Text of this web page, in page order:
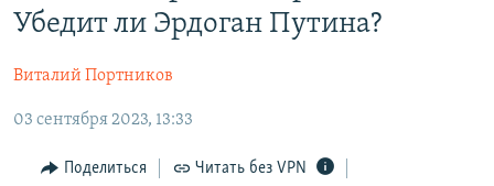
Вернутся
главной
Вернутся
поиску
ГРУЗ 200
11 ЛЕТ ОККУПАЦИИ КРЫМА. 11 ИСТОРИЙ СОПРОТИВЛЕНИЯ
ВОДА
ЕЩЕ
ИНТЕРАКТИВ
ИНФОГРАФИКА
РАДІО СВОБОДА
КАК ОБОЙТИ БЛОКИРОВКУ
Убедит ли Эрдоган Путина?
Виталий Портников
03 сентября 2023, 13:33
Поделиться Читать без VPN